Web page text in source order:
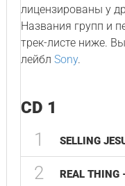
лицензированы у
Названия групп и
трек-листе ниже.
лейбл Sony.
CD 1
1 SELLING
2 REAL THING